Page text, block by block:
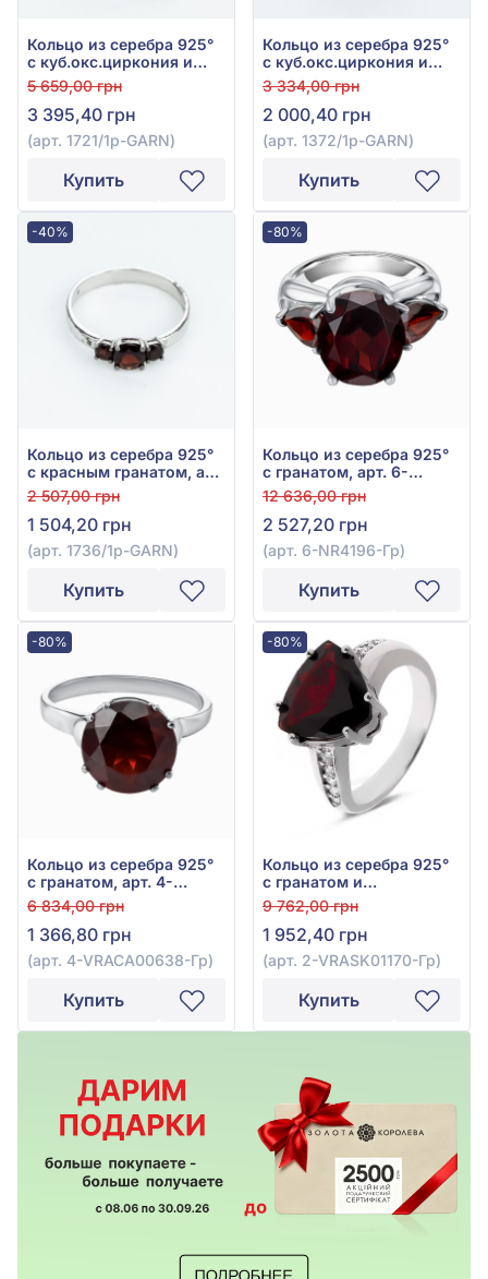
Кольцо из серебра 925°
с куб.окс.циркония и
бордовым гранатом, арт.
1721/1p-GARN
5 659,00 грн
3 395,40 грн
(арт. 1721/1p-GARN)
Купить
Кольцо из серебра 925°
с куб.окс.циркония и
красным гранатом, арт.
1372/1p-GARN
3 334,00 грн
2 000,40 грн
(арт. 1372/1p-GARN)
Купить
-40%
Кольцо из серебра 925°
с красным гранатом, арт.
1736/1p-GARN
2 507,00 грн
1 504,20 грн
(арт. 1736/1p-GARN)
Купить
-80%
Кольцо из серебра 925°
с гранатом, арт. 6-
NR4196-Гр
12 636,00 грн
2 527,20 грн
(арт. 6-NR4196-Гр)
Купить
-80%
Кольцо из серебра 925°
с гранатом, арт. 4-
VRACA00638-Гр
6 834,00 грн
1 366,80 грн
(арт. 4-VRACA00638-Гр)
Купить
-80%
Кольцо из серебра 925°
с гранатом и
куб.окс.циркония, арт. 2-
VRASK01170-Гр
9 762,00 грн
1 952,40 грн
(арт. 2-VRASK01170-Гр)
Купить